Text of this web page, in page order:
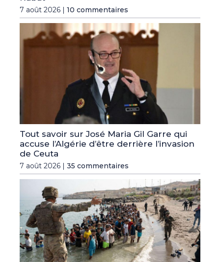
7 août 2026 | 10 commentaires
Tout savoir sur José Maria Gil Garre qui
accuse l’Algérie d’être derrière l’invasion
de Ceuta
7 août 2026 | 35 commentaires